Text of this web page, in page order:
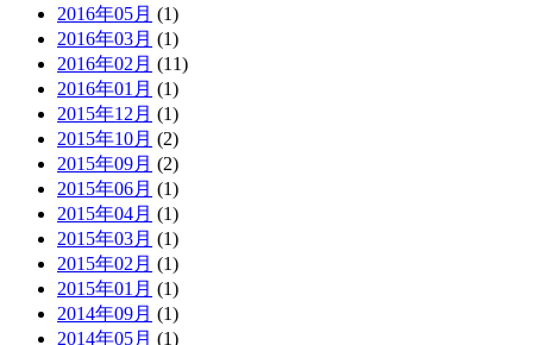
2016年05月 (1)
2016年03月 (1)
2016年02月 (11)
2016年01月 (1)
2015年12月 (1)
2015年10月 (2)
2015年09月 (2)
2015年06月 (1)
2015年04月 (1)
2015年03月 (1)
2015年02月 (1)
2015年01月 (1)
2014年09月 (1)
2014年05月 (1)